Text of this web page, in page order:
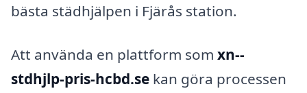
bästa städhjälpen i Fjärås station.
Att använda en plattform som xn--
stdhjlp-pris-hcbd.se kan göra processen